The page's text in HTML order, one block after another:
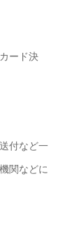
ード決
付など一
関などに